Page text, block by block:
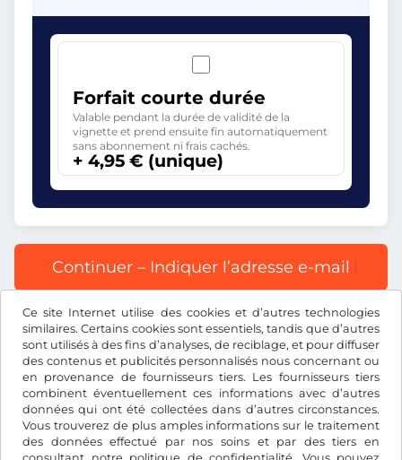
Ce site Internet utilise des cookies et d’autres technologies
similaires. Certains cookies sont essentiels, tandis que d’autres
sont utilisés à des fins d’analyses, de reciblage, et pour diffuser
des contenus et publicités personnalisés nous concernant ou
en provenance de fournisseurs tiers. Les fournisseurs tiers
combinent éventuellement ces informations avec d’autres
données qui ont été collectées dans d’autres circonstances.
Vous trouverez de plus amples informations sur le traitement
des données effectué par nos soins et par des tiers en
Forfait courte durée
Valable pendant la durée de validité de la
vignette et prend ensuite fin automatiquement
sans abonnement ni frais cachés.
+ 4,95 € (unique)
Continuer – Indiquer l’adresse e-mail
Tous les prix s’entendent TVA incluse.
€EUR